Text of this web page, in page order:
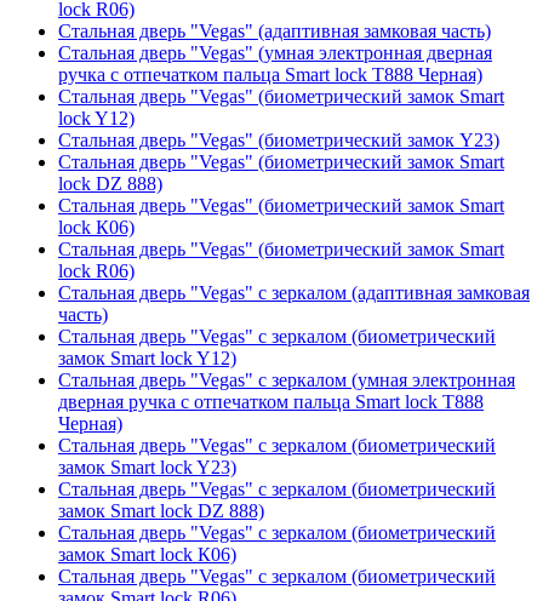
lock R06)
Стальная дверь "Vegas" (адаптивная замковая часть)
Стальная дверь "Vegas" (умная электронная дверная
ручка с отпечатком пальца Smart lock T888 Черная)
Стальная дверь "Vegas" (биометрический замок Smart
lock Y12)
Стальная дверь "Vegas" (биометрический замок Y23)
Стальная дверь "Vegas" (биометрический замок Smart
lock DZ 888)
Стальная дверь "Vegas" (биометрический замок Smart
lock К06)
Стальная дверь "Vegas" (биометрический замок Smart
lock R06)
Стальная дверь "Vegas" с зеркалом (адаптивная замковая
часть)
Стальная дверь "Vegas" с зеркалом (биометрический
замок Smart lock Y12)
Стальная дверь "Vegas" с зеркалом (умная электронная
дверная ручка с отпечатком пальца Smart lock T888
Черная)
Стальная дверь "Vegas" с зеркалом (биометрический
замок Smart lock Y23)
Стальная дверь "Vegas" с зеркалом (биометрический
замок Smart lock DZ 888)
Стальная дверь "Vegas" с зеркалом (биометрический
замок Smart lock К06)
Стальная дверь "Vegas" с зеркалом (биометрический